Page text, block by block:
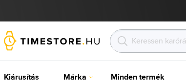
Kiárusítás Márka Minden termék